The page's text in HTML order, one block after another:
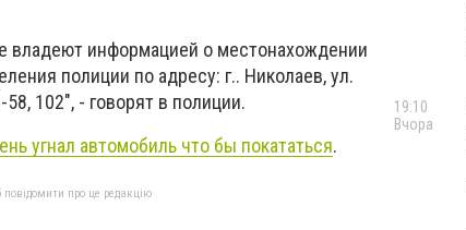
владеют информацией о местонахождении
полиции по адресу: г.. Николаев, ул.
102", - говорят в полиции.
угнал автомобиль что бы покататься.
про це редакцію
19:10
Вчора